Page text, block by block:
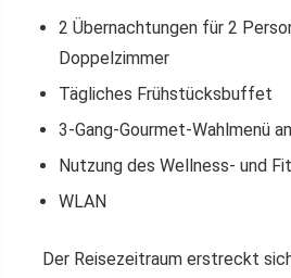
2 Übernachtungen für 2
Doppelzimmer
Tägliches Frühstücksbuffet
3-Gang-Gourmet-Wahlmenü
Nutzung des Wellness- und
WLAN
Der Reisezeitraum erstreckt